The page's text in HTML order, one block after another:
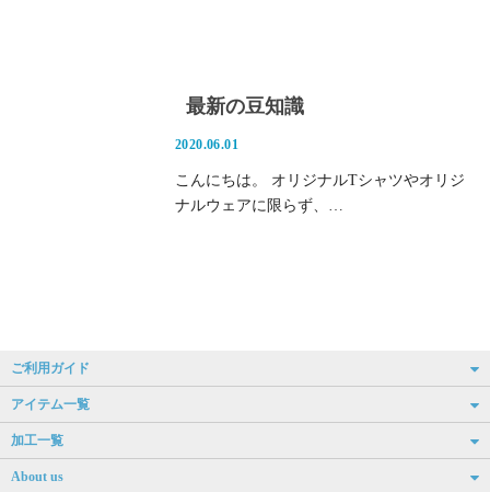
最新の豆知識
2020.06.01
こんにちは。 オリジナルTシャツやオリジ
ナルウェアに限らず、…
ご利用ガイド
アイテム一覧
加工一覧
About us